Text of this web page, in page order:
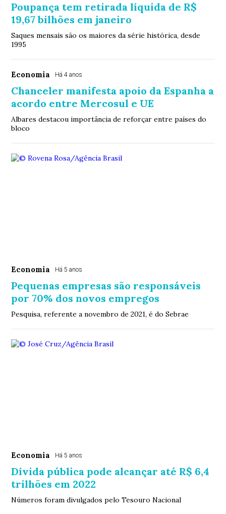
Poupança tem retirada líquida de R$
19,67 bilhões em janeiro
Saques mensais são os maiores da série histórica, desde
1995
Economia Há 4 anos
Chanceler manifesta apoio da Espanha a
acordo entre Mercosul e UE
Albares destacou importância de reforçar entre países do
bloco
Economia Há 5 anos
Pequenas empresas são responsáveis
por 70% dos novos empregos
Pesquisa, referente a novembro de 2021, é do Sebrae
Economia Há 5 anos
Dívida pública pode alcançar até R$ 6,4
trilhões em 2022
Números foram divulgados pelo Tesouro Nacional